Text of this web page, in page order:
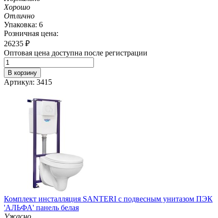
Хорошо
Отлично
Упаковка: 6
Розничная цена:
26235 ₽
Оптовая цена доступна после регистрации
В корзину
Артикул: 3415
Комплект инсталляция SANTERI с подвесным унитазом ПЭК
'АЛЬФА' панель белая
Ужасно